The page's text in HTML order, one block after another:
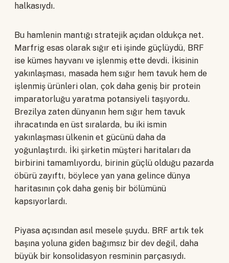
halkasıydı.
Bu hamlenin mantığı stratejik açıdan oldukça net.
Marfrig esas olarak sığır eti işinde güçlüydü, BRF
ise kümes hayvanı ve işlenmiş ette devdi. İkisinin
yakınlaşması, masada hem sığır hem tavuk hem de
işlenmiş ürünleri olan, çok daha geniş bir protein
imparatorluğu yaratma potansiyeli taşıyordu.
Brezilya zaten dünyanın hem sığır hem tavuk
ihracatında en üst sıralarda, bu iki ismin
yakınlaşması ülkenin et gücünü daha da
yoğunlaştırdı. İki şirketin müşteri haritaları da
birbirini tamamlıyordu, birinin güçlü olduğu pazarda
öbürü zayıftı, böylece yan yana gelince dünya
haritasının çok daha geniş bir bölümünü
kapsıyorlardı.
Piyasa açısından asıl mesele şuydu. BRF artık tek
başına yoluna giden bağımsız bir dev değil, daha
büyük bir konsolidasyon resminin parçasıydı.